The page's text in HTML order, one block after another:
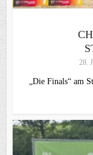
28.
„Die Finals“ am